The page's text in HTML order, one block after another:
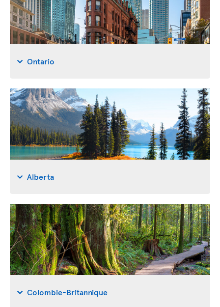
Ontario
Alberta
Colombie-Britannique